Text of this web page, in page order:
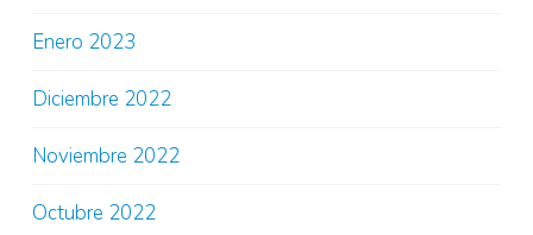
Enero 2023
Diciembre 2022
Noviembre 2022
Octubre 2022